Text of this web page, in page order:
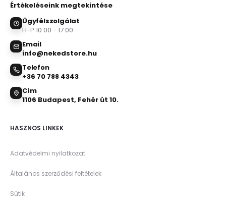
Értékeléseink megtekintése
Ügyfélszolgálat
H-P 10:00 - 17:00
Email
info@nekedstore.hu
Telefon
+36 70 788 4343
Cím
1106 Budapest, Fehér út 10.
HASZNOS LINKEK
Adatvédelmi nyilatkozat
Általános szerződési feltételek
Sütik